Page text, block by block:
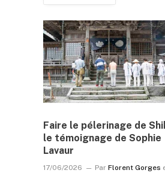
Faire le pélerinage de
le témoignage de Sophie
Lavaur
17/06/2026 Par Florent Gorges